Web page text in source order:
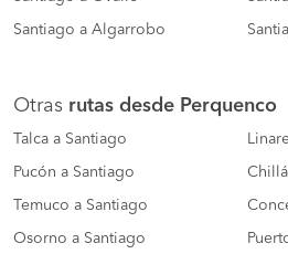
Santiago a Algarrobo
Otras rutas desde Perquenco
Talca a Santiago
Pucón a Santiago
Temuco a Santiago
Osorno a Santiago